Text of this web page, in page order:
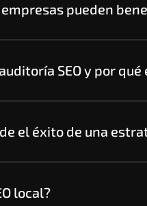
pueden
ecommerce,
SEO y por
del sitio web
el éxito de una
como tráfico
local?
enfocada en